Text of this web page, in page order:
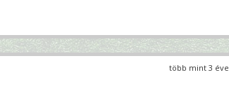
több mint 3 éve